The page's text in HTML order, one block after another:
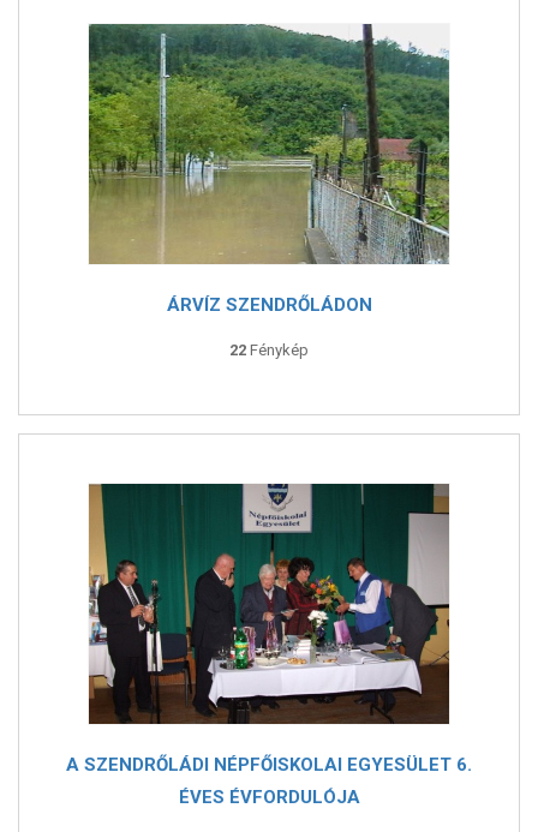
ÁRVÍZ SZENDRŐLÁDON
22 Fénykép
A SZENDRŐLÁDI NÉPFŐISKOLAI EGYESÜLET 6.
ÉVES ÉVFORDULÓJA